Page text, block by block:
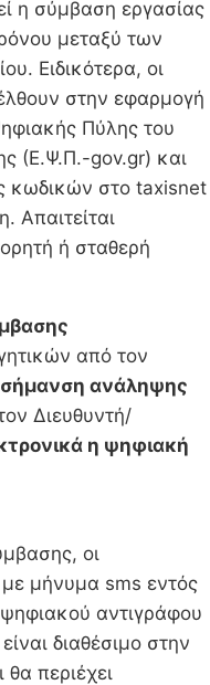
η σύμβαση εργασίας
μεταξύ των
Ειδικότερα, οι
στην εφαρμογή
Πύλης του
(Ε.Ψ.Π.-gov.gr) και
κωδικών στο taxisnet
ή σταθερή
από τον
ανάληψης
Διευθυντή/
η ψηφιακή
οι
μήνυμα sms εντός
αντιγράφου
διαθέσιμο στην
περιέχει